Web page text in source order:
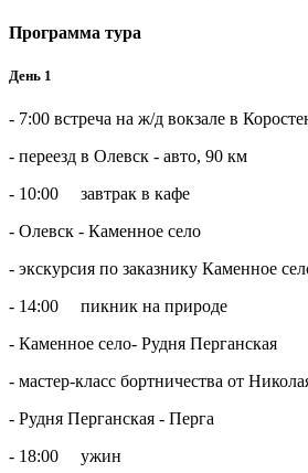
Программа тура
День 1
- 7:00 встреча на ж/д вокзале в
- переезд в Олевск - авто, 90 км
- 10:00 завтрак в кафе
- Олевск - Каменное село
- экскурсия по заказнику Каменное
- 14:00 пикник на природе
- Каменное село- Рудня Перганская
- мастер-класс бортничества от
- Рудня Перганская - Перга
- 18:00 ужин